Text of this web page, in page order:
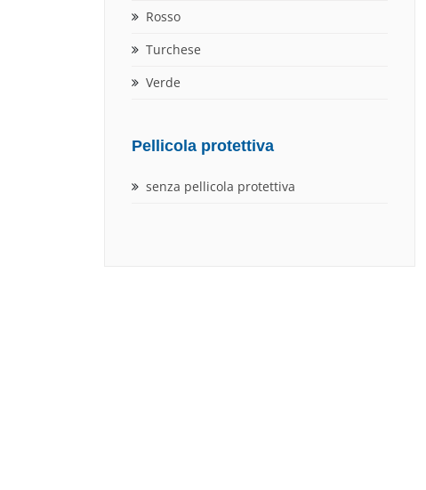
Rosso
Turchese
Verde
Pellicola protettiva
senza pellicola protettiva